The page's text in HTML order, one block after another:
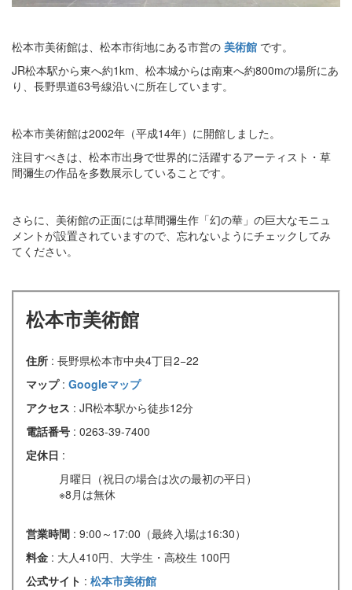
松本市美術館は、松本市街地にある市営の 美術館 です。
JR松本駅から東へ約1km、松本城からは南東へ約800mの場所にあ
り、長野県道63号線沿いに所在しています。
松本市美術館は2002年（平成14年）に開館しました。
注目すべきは、松本市出身で世界的に活躍するアーティスト・草
間彌生の作品を多数展示していることです。
さらに、美術館の正面には草間彌生作「幻の華」の巨大なモニュ
メントが設置されていますので、忘れないようにチェックしてみ
てください。
松本市美術館
住所 : 長野県松本市中央4丁目2−22
マップ : Googleマップ
アクセス : JR松本駅から徒歩12分
電話番号 : 0263-39-7400
定休日 :
月曜日（祝日の場合は次の最初の平日）
※8月は無休
営業時間 : 9:00～17:00（最終入場は16:30）
料金 : 大人410円、大学生・高校生 100円
公式サイト : 松本市美術館